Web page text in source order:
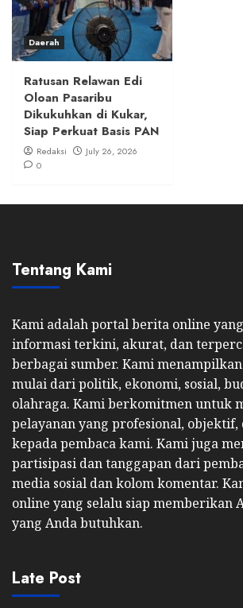
Daerah
Ratusan Relawan Edi
Oloan Pasaribu
Dikukuhkan di Kukar,
Siap Perkuat Basis PAN
Redaksi
July 26, 2026
0
Tentang Kami
Kami adalah portal berita online
informasi terkini, akurat, dan
berbagai sumber. Kami
mulai dari politik, ekonomi, sosial,
olahraga. Kami berkomitmen untuk
pelayanan yang profesional,
kepada pembaca kami. Kami juga
partisipasi dan tanggapan dari
media sosial dan kolom komentar.
online yang selalu siap memberikan
yang Anda butuhkan.
Late Post